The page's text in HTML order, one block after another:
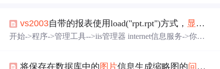
vs2003自带的报表使用load("rpt.rpt")方式， 显示
开始->程序->管理工具-->iis管理器 internet信息服务->你的
rystal Reports\Viewers\ 转载于:https://www.cnblo...
将保存在数据库中的图片信息生成缩略图的问题